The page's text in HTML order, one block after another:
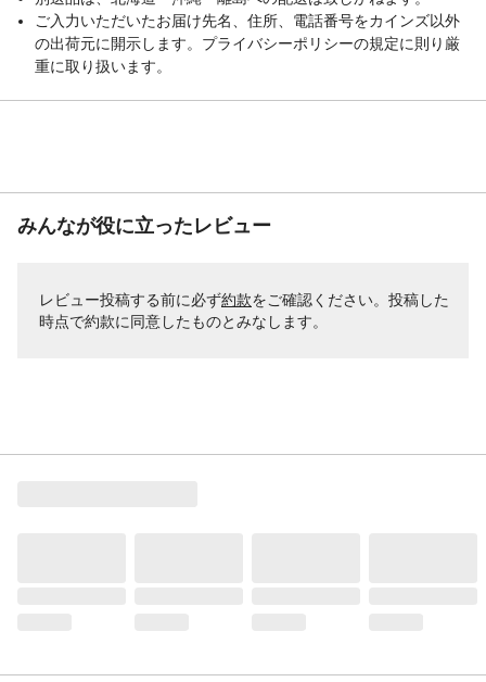
ご入力いただいたお届け先名、住所、電話番号をカインズ以外
の出荷元に開示します。プライバシーポリシーの規定に則り厳
重に取り扱います。
みんなが役に立ったレビュー
レビュー投稿する前に必ず約款をご確認ください。投稿した
時点で約款に同意したものとみなします。